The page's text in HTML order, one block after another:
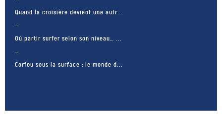
Quand la croisière devient une autr...
Où partir surfer selon son niveau… ...
Corfou sous la surface : le monde d...